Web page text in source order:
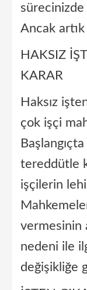
Ancak
HAKSIZ
KARAR
Haksız
çok işçi
tereddütle
işçilerin
vermesinin
nedeni ile
değişikliğe